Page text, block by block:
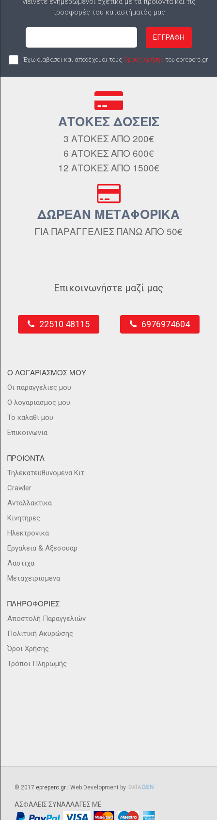
προσφορές του καταστήματός μας
ΕΓΓΡΑΦΗ
Έχω διαβάσει και αποδέχομαι τους Όρους Χρήσης του epreperc.gr
ΑΤΟΚΕΣ ΔΟΣΕΙΣ
3 ΑΤΟΚΕΣ ΑΠΟ 200€
6 ΑΤΟΚΕΣ ΑΠΟ 600€
12 ΑΤΟΚΕΣ ΑΠΟ 1500€
ΔΩΡΕΑΝ ΜΕΤΑΦΟΡΙΚΑ
ΓΙΑ ΠΑΡΑΓΓΕΛΙΕΣ ΠΑΝΩ ΑΠΟ 50€
Επικοινωνήστε μαζί μας
22510 48115 6976974604
Ο ΛΟΓΑΡΙΑΣΜΟΣ ΜΟΥ
Οι παραγγελιες μου
Ο λογαριασμος μου
Το καλαθι μου
Επικοινωνια
ΠΡΟΙΟΝΤΑ
Τηλεκατευθυνομενα Κιτ
Crawler
Ανταλλακτικα
Κινητηρες
Ηλεκτρονικα
Εργαλεια & Αξεσουαρ
Λαστιχα
Μεταχειρισμενα
ΠΛΗΡΟΦΟΡΙΕΣ
Αποστολή Παραγγελιών
Πολιτική Ακυρώσης
Όροι Χρήσης
Τρόποι Πληρωμής
© 2017 epreperc.gr | Web Development by
ΑΣΦΑΛΕΙΣ ΣΥΝΑΛΛΑΓΕΣ ΜΕ